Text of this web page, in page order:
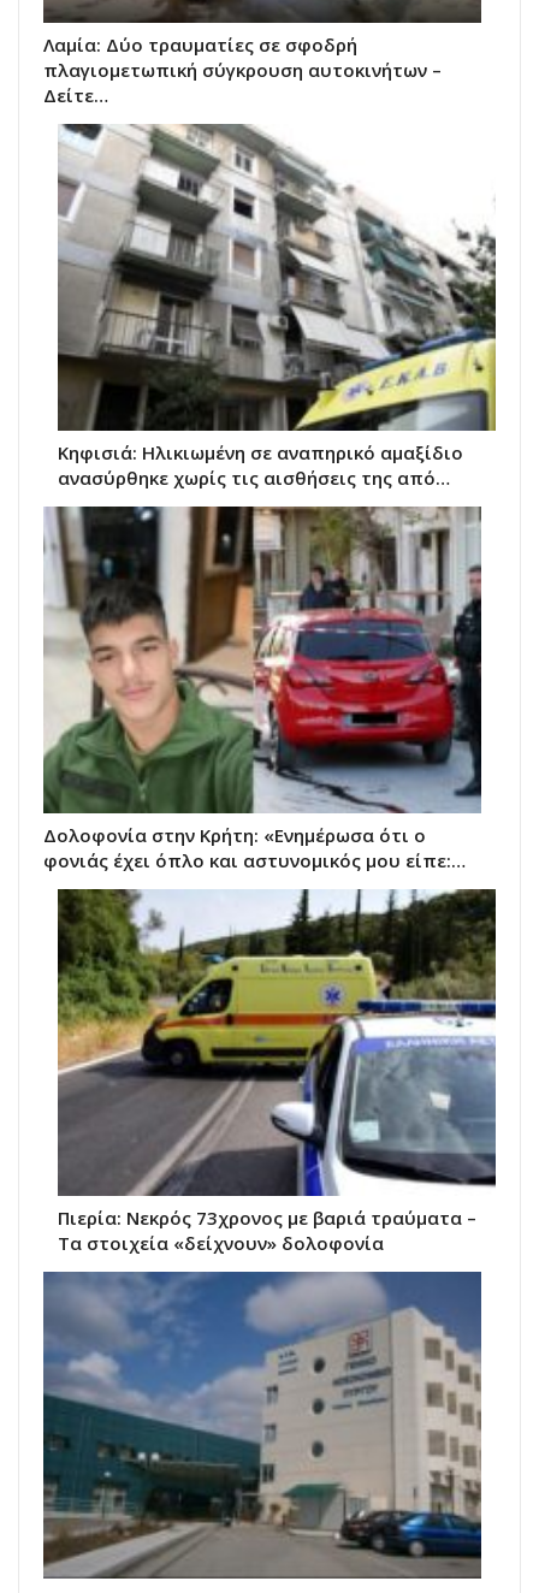
Λαμία: Δύο τραυματίες σε σφοδρή
πλαγιομετωπική σύγκρουση αυτοκινήτων –
Δείτε…
Κηφισιά: Ηλικιωμένη σε αναπηρικό αμαξίδιο
ανασύρθηκε χωρίς τις αισθήσεις της από…
Δολοφονία στην Κρήτη: «Ενημέρωσα ότι ο
φονιάς έχει όπλο και αστυνομικός μου είπε:…
Πιερία: Νεκρός 73χρονος με βαριά τραύματα –
Τα στοιχεία «δείχνουν» δολοφονία